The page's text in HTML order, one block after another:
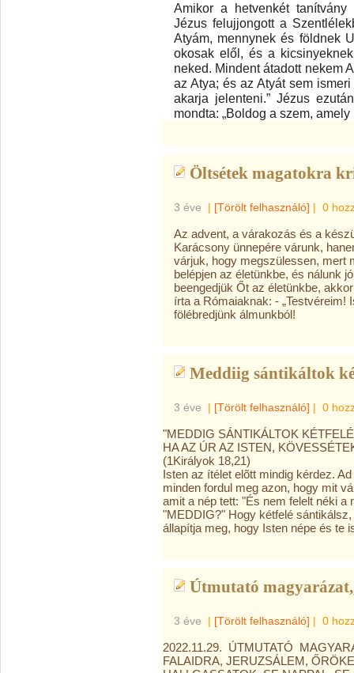
Amikor a hetvenkét tanítvány
Jézus felujjongott a
Atyám, mennynek és földnek
okosak elől, és a
neked. Mindent átadott nekem
az Atya; és az Atyát sem
akarja jelenteni.” Jézus
mondta: „Boldog a szem,
Öltsétek magatokra
3 éve | [Törölt felhasználó] | 0
Az advent, a várakozás és a
Karácsony ünnepére várunk,
várjuk, hogy megszülessen, mert
belépjen az életünkbe, és nálunk
beengedjük Őt az életünkbe,
írta a Rómaiaknak: - „Testvéreim!
fölébredjünk álmunkból!
Meddiig sántikáltok
3 éve | [Törölt felhasználó] | 0
"MEDDIG SÁNTIKÁLTOK
HAAZ ÚR AZ ISTEN,
(1Királyok 18,21)
Isten az ítélet elõtt mindig kérdez.
minden fordul meg azon, hogy mit
amit a nép tett: "És nem felelt néki
"MEDDIG?" Hogy kétfelé
állapítja meg, hogy Isten népe és te
Útmutató
3 éve | [Törölt felhasználó] | 0
2022.11.29. ÚTMUTATÓ
FALAIDRA, JERUZSÁLEM,